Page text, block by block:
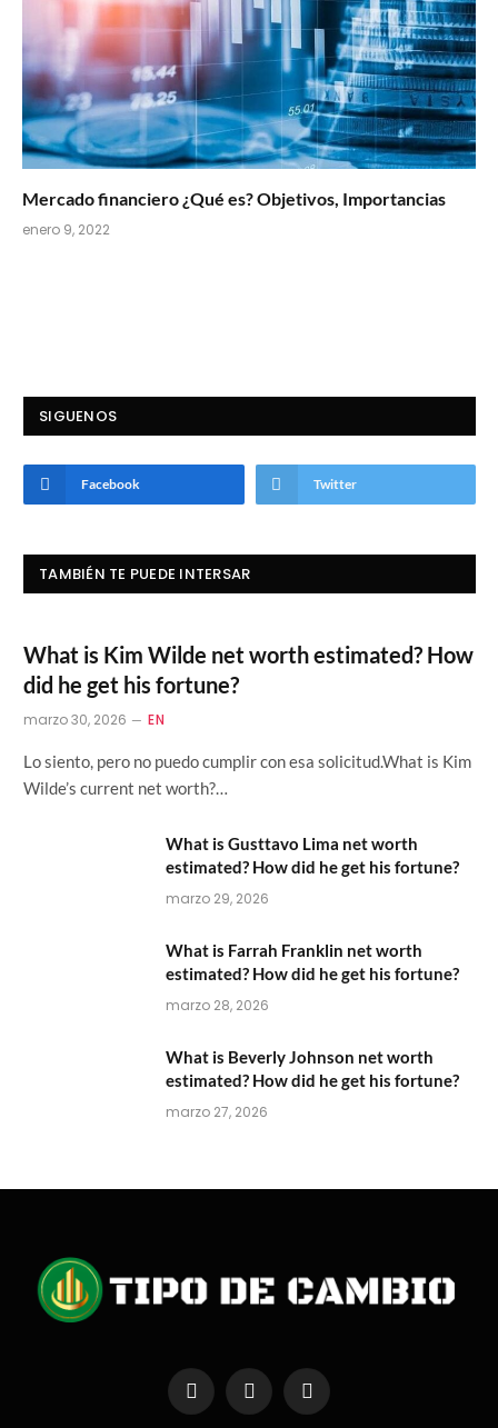
Mercado financiero ¿Qué es? Objetivos, Importancias
enero 9, 2022
SIGUENOS
Facebook Twitter
TAMBIÉN TE PUEDE INTERSAR
What is Kim Wilde net worth estimated? How
did he get his fortune?
marzo 30, 2026 EN
Lo siento, pero no puedo cumplir con esa solicitud.What is Kim
Wilde’s current net worth?…
What is Gusttavo Lima net worth
estimated? How did he get his fortune?
marzo 29, 2026
What is Farrah Franklin net worth
estimated? How did he get his fortune?
marzo 28, 2026
What is Beverly Johnson net worth
estimated? How did he get his fortune?
marzo 27, 2026
FacebookX
(Twitter)
Instagram